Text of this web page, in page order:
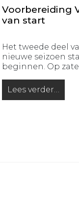
VRC
MO15-
VRC
MO15-
2
VRC
Voorbereiding
van start
Het tweede deel
nieuwe seizoen
beginnen. Op
Lees verder…
from